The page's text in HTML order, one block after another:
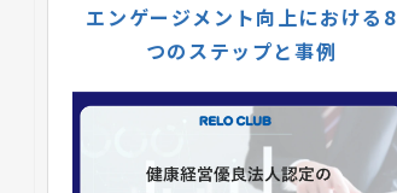
エンゲージメント向上における8
つのステップと事例